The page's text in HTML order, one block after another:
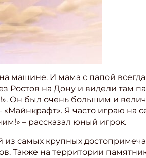
И мама с папой всегда
Ростов на Дону и видели там
Он был очень большим и
Я часто играю на
– рассказал юный игрок.
из самых крупных
Также на территории